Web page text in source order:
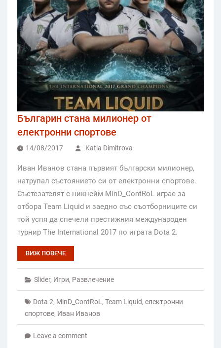
Българин стана милионер от
електронни спортове
14/08/2017 Katia Dimitrova
Иван Иванов стана първият български милионер,
натрупал състоянието си от електронни спортове.
Състезателят с никнейм MinD_ContRoL играе за
отбора Team Liquid и заедно със съотборниците си
той успя да спечели престижния международен
турнир The International 2017 по играта Dota 2.
ВИЖ ПОВЕЧЕ
Slider, Игри, Развлечение
Dota 2, MinD_ContRoL, Team Liquid, електронни
спортове, Иван Иванов
Leave a comment